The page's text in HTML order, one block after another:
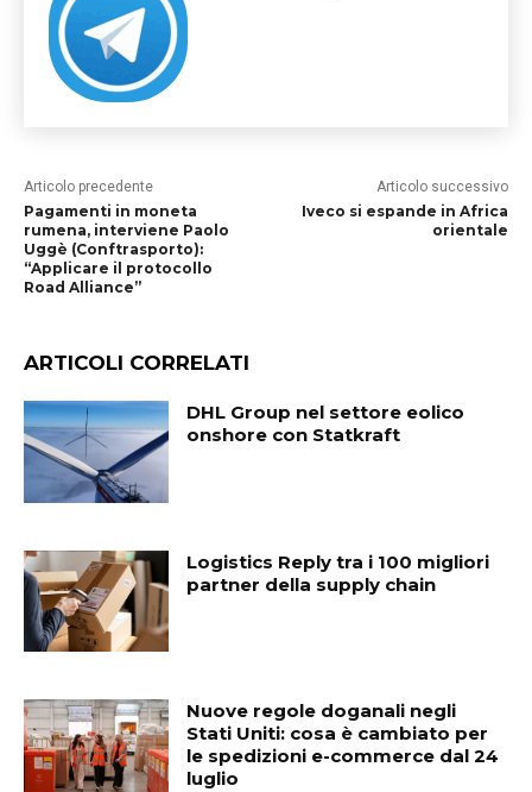
Articolo precedente
Pagamenti in moneta
rumena, interviene Paolo
Uggè (Conftrasporto):
“Applicare il protocollo
Road Alliance”
Articolo successivo
Iveco si espande in Africa
orientale
ARTICOLI CORRELATI
DHL Group nel settore eolico
onshore con Statkraft
Logistics Reply tra i 100 migliori
partner della supply chain
Nuove regole doganali negli
Stati Uniti: cosa è cambiato per
le spedizioni e-commerce dal 24
luglio